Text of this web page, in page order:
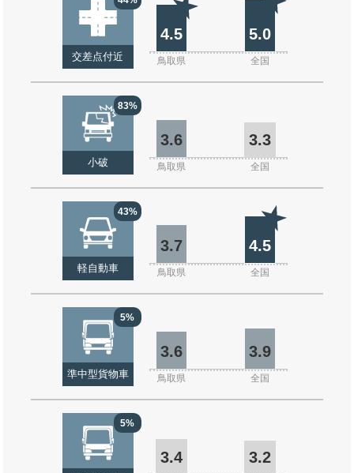
交差点付近
4.5 5.0
鳥取県 全国
83%
小破
3.6 3.3
鳥取県 全国
43%
軽自動車
3.7 4.5
鳥取県 全国
5%
準中型貨物車
3.6 3.9
鳥取県 全国
5%
3.4 3.2